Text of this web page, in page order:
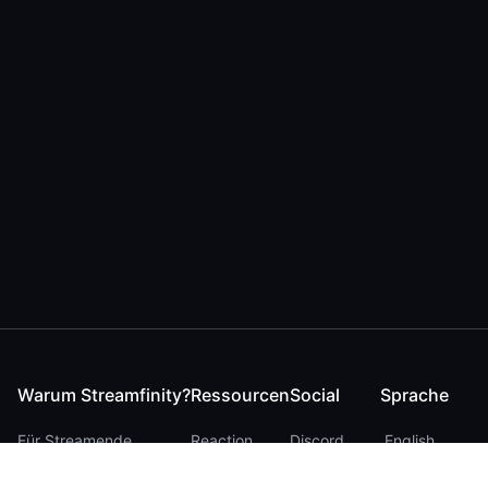
Warum Streamfinity?
Für Streamende
Ressourcen
Reaction
Social
Discord
Sprache
English